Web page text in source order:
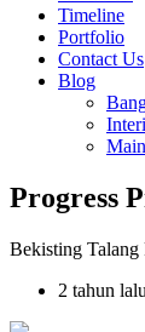
Timeline
Portfolio
Contact Us
Blog
Progress
Bekisting Talang
2 tahun